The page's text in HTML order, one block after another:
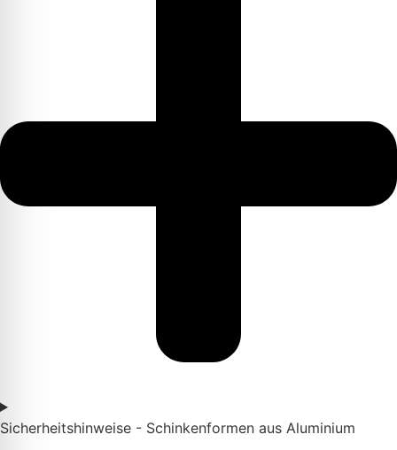
Sicherheitshinweise - Schinkenformen aus Aluminium